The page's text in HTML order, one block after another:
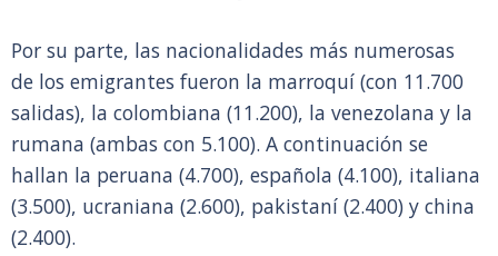
Por su parte, las nacionalidades más numerosas
de los emigrantes fueron la marroquí (con 11.700
salidas), la colombiana (11.200), la venezolana y la
rumana (ambas con 5.100). A continuación se
hallan la peruana (4.700), española (4.100), italiana
(3.500), ucraniana (2.600), pakistaní (2.400) y china
(2.400).